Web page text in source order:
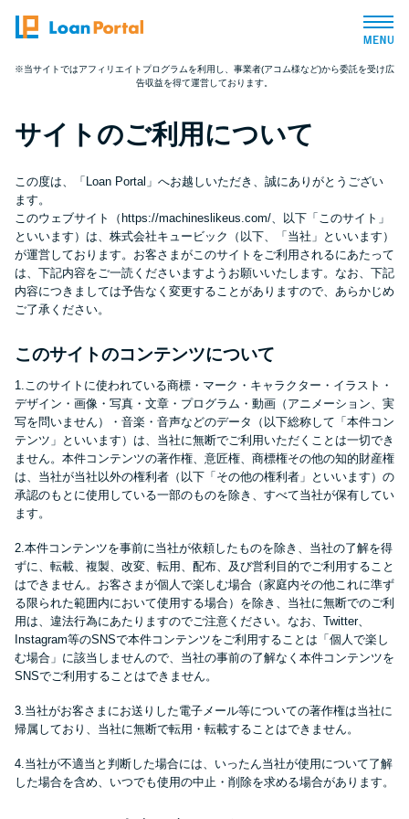
トップページ
おすすめコンテンツ
総合人気ランキング
とにかくすぐ借りたい方向け
審査が不安な方向け
便利なコンテンツ
カードローン診断
特集ページ
リボ払いをそのまま払いきると
損！
カードローンの見直しで40万円
得した話
最速！最短40分で借りられるカ
※当サイトではアフィリエイトプログラムを利用し、事業者(アコム様など)から委託を受け広
告収益を得て運営しております。
サイトのご利用について
この度は、「Loan Portal」へお越しいただき、誠にありがとうござい
ます。
このウェブサイト（https://machineslikeus.com/、以下「このサイト」
といいます）は、株式会社キュービック（以下、「当社」といいます）
が運営しております。お客さまがこのサイトをご利用されるにあたって
は、下記内容をご一読くださいますようお願いいたします。なお、下記
内容につきましては予告なく変更することがありますので、あらかじめ
ご了承ください。
このサイトのコンテンツについて
1.このサイトに使われている商標・マーク・キャラクター・イラスト・
デザイン・画像・写真・文章・プログラム・動画（アニメーション、実
写を問いません）・音楽・音声などのデータ（以下総称して「本件コン
テンツ」といいます）は、当社に無断でご利用いただくことは一切でき
ません。本件コンテンツの著作権、意匠権、商標権その他の知的財産権
は、当社が当社以外の権利者（以下「その他の権利者」といいます）の
承認のもとに使用している一部のものを除き、すべて当社が保有してい
ます。
2.本件コンテンツを事前に当社が依頼したものを除き、当社の了解を得
ずに、転載、複製、改変、転用、配布、及び営利目的でご利用すること
はできません。お客さまが個人で楽しむ場合（家庭内その他これに準ず
る限られた範囲内において使用する場合）を除き、当社に無断でのご利
用は、違法行為にあたりますのでご注意ください。なお、Twitter、
Instagram等のSNSで本件コンテンツをご利用することは「個人で楽し
む場合」に該当しませんので、当社の事前の了解なく本件コンテンツを
SNSでご利用することはできません。
3.当社がお客さまにお送りした電子メール等についての著作権は当社に
帰属しており、当社に無断で転用・転載することはできません。
4.当社が不適当と判断した場合には、いったん当社が使用について了解
した場合を含め、いつでも使用の中止・削除を求める場合があります。